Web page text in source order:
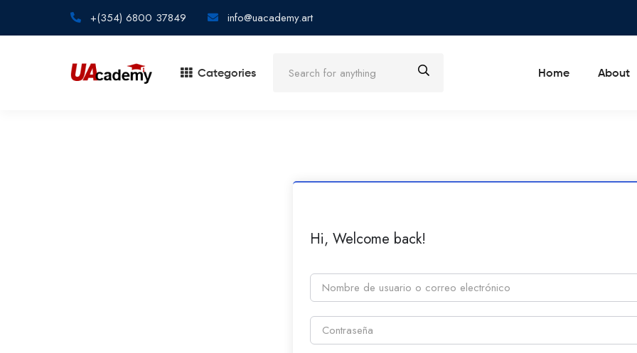
+(354) 6800 37849 info@uacademy.art
Categories Home About
Hi, Welcome back!